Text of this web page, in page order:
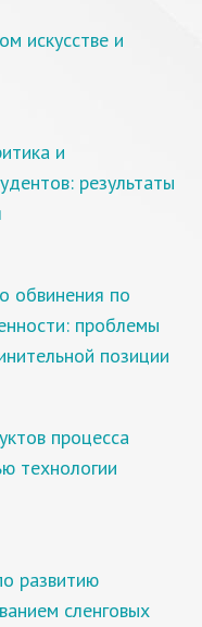
искусстве и
и
результаты
обвинения по
проблемы
позиции
процесса
технологии
развитию
сленговых